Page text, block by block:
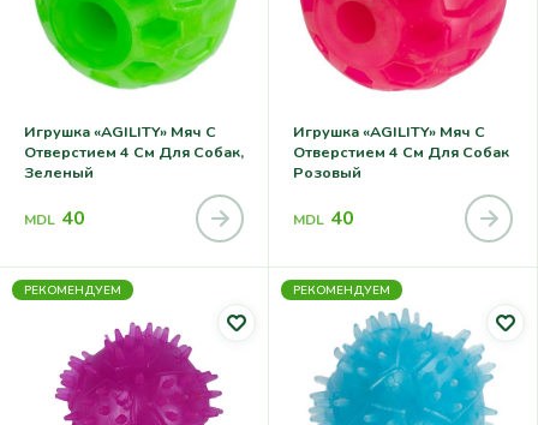
Игрушка «AGILITY» Мяч С
Отверстием 4 См Для Собак,
Зеленый
MDL 40
Игрушка «AGILITY» Мяч С
Отверстием 4 См Для Собак
Розовый
MDL 40
РЕКОМЕНДУЕМ РЕКОМЕНДУЕМ